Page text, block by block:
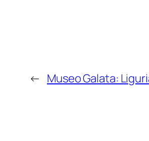
← Museo Galata: